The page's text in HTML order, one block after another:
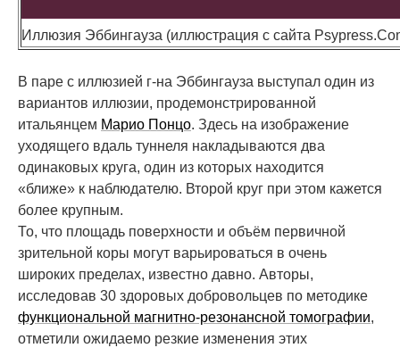
Иллюзия Эббингауза (иллюстрация с сайта
В паре с иллюзией г-на Эббингауза выступал один из
вариантов иллюзии, продемонстрированной
итальянцем Марио Понцо. Здесь на изображение
уходящего вдаль туннеля накладываются два
одинаковых круга, один из которых находится
«ближе» к наблюдателю. Второй круг при этом кажется
более крупным.
То, что площадь поверхности и объём первичной
зрительной коры могут варьироваться в очень
широких пределах, известно давно. Авторы,
исследовав 30 здоровых добровольцев по методике
функциональной магнитно-резонансной томографии,
отметили ожидаемо резкие изменения этих